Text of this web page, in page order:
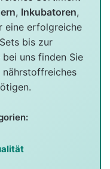
, Inkubatoren,
erfolgreiche
bis zur
uns finden Sie
nährstoffreiches